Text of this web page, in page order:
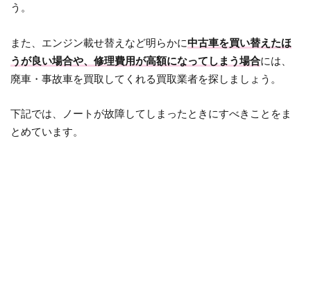
う。
また、エンジン載せ替えなど明らかに中古車を買い替えたほ
うが良い場合や、修理費用が高額になってしまう場合には、
廃車・事故車を買取してくれる買取業者を探しましょう。
下記では、ノートが故障してしまったときにすべきことをま
とめています。